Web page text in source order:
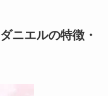
ダニエルの特徴・